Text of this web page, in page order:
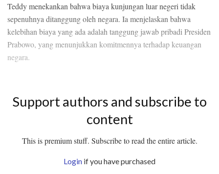
Teddy menekankan bahwa biaya kunjungan luar negeri tidak
sepenuhnya ditanggung oleh negara. Ia menjelaskan bahwa
kelebihan biaya yang ada adalah tanggung jawab pribadi Presiden
Prabowo, yang menunjukkan komitmennya terhadap keuangan
negara.
Support authors and subscribe to
content
This is premium stuff. Subscribe to read the entire article.
Login if you have purchased